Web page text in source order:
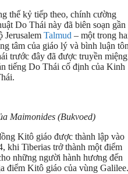
thế kỷ tiếp theo, chính cường
Do Thái này đã biên soạn gần
Jerusalem Talmud – một trong
tâm của giáo lý và bình luận tôn
trước đây đã được truyền miệng
tiếng Do Thái cố định của Kinh
Maimonides (Bukvoed)
Kitô giáo được thành lập vào
khi Tiberias trở thành một điểm
những người hành hương đến
điểm Kitô giáo của vùng Galilee.